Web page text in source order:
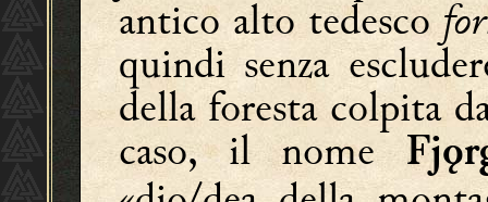
antico alto tedesco
quindi senza
della foresta colpita
caso, il nome